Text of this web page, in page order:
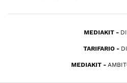
MEDIAKIT
TARIFARIO
MEDIAKIT